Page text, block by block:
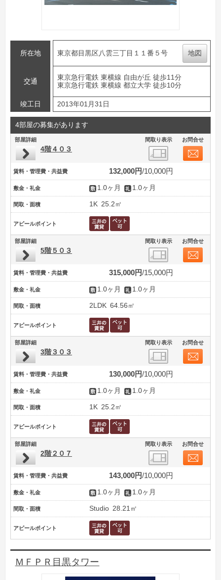
所在地 東京都目黒区八雲三丁目１１番５号 地図
交通
東京急行電鉄 東横線 自由が丘 徒歩11分
東京急行電鉄 東横線 都立大学 徒歩10分
竣工日 2013年01月31日
4部屋の募集があります
部屋詳細 間取り表示 お問合せ
4階４０３
賃料・管理費・共益費 132,000円 10,000円
敷金・礼金 1.0ヶ月 1.0ヶ月
間取・面積 1K 25.2㎡
アピールポイント
部屋詳細 間取り表示 お問合せ
5階５０３
賃料・管理費・共益費 315,000円 15,000円
敷金・礼金 1.0ヶ月 1.0ヶ月
間取・面積 2LDK 64.56㎡
アピールポイント
部屋詳細 間取り表示 お問合せ
3階３０３
賃料・管理費・共益費 130,000円 10,000円
敷金・礼金 1.0ヶ月 1.0ヶ月
間取・面積 1K 25.2㎡
アピールポイント
部屋詳細 間取り表示 お問合せ
2階２０７
賃料・管理費・共益費 143,000円 10,000円
敷金・礼金 1.0ヶ月 1.0ヶ月
間取・面積 Studio 28.21㎡
アピールポイント
ＭＦＰＲ目黒タワー